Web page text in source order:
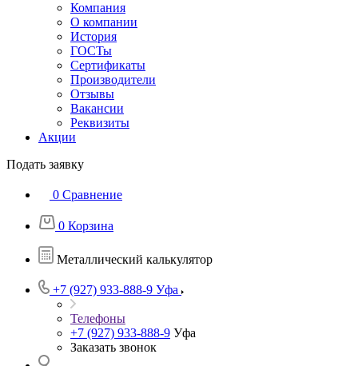
Компания
О компании
История
ГОСТы
Сертификаты
Производители
Отзывы
Вакансии
Реквизиты
Акции
Подать заявку
0 Сравнение
0 Корзина
Металлический калькулятор
+7 (927) 933-888-9 Уфа
Телефоны
+7 (927) 933-888-9 Уфа
Заказать звонок